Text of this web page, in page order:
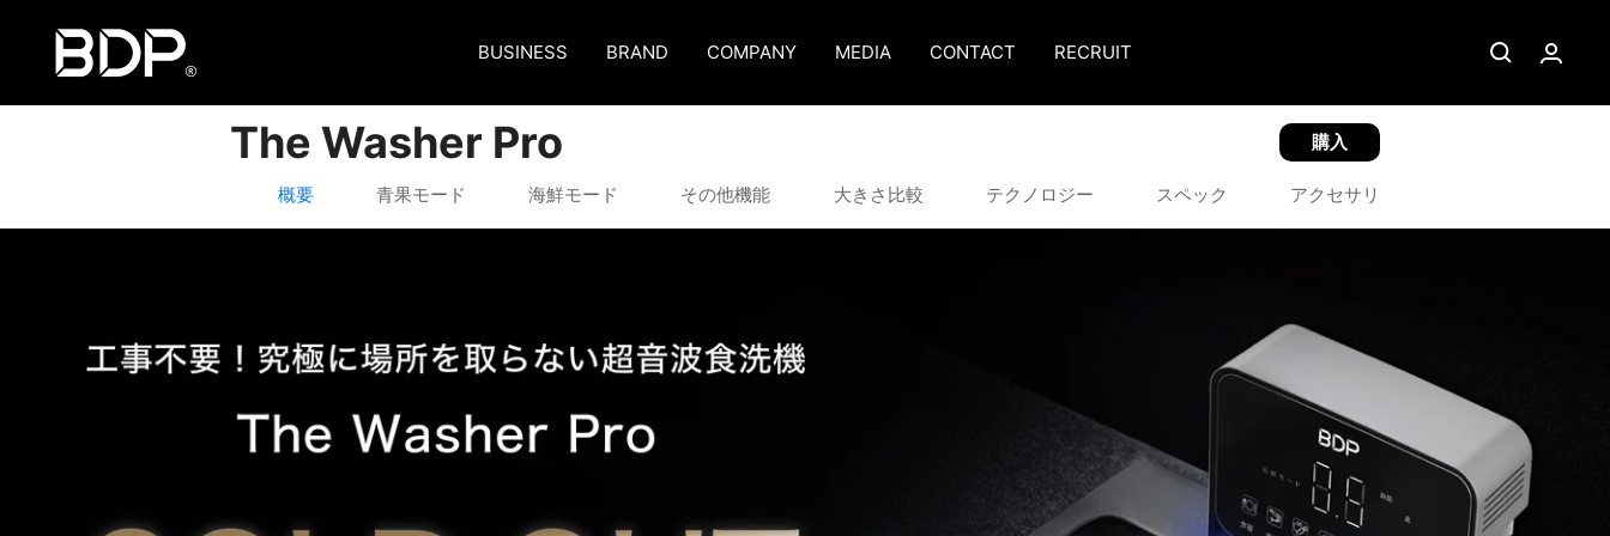
ン
キ
BUSINESS BRAND COMPANY MEDIA CONTACT RECRUIT
BDP
The Washer Pro
概要 青果モード 海鮮モード その他機能 大きさ比較 テクノロジー スペック アクセサリ
購入